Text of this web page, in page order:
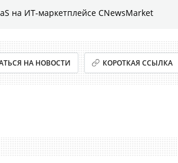
на ИТ-маркетплейсе CNewsMarket
НА НОВОСТИ КОРОТКАЯ ССЫЛКА